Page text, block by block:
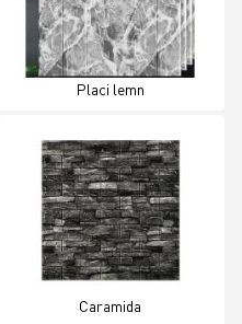
Placi lemn
Caramida